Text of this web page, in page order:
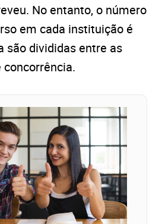
No entanto, o número
em cada instituição é
são divididas entre as